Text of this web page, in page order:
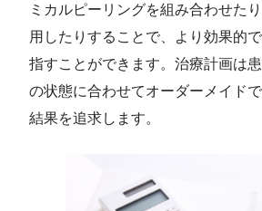
ミカルピーリングを組み合わせた
用したりすることで、より効果的
指すことができます。治療計画は
の状態に合わせてオーダーメイド
結果を追求します。